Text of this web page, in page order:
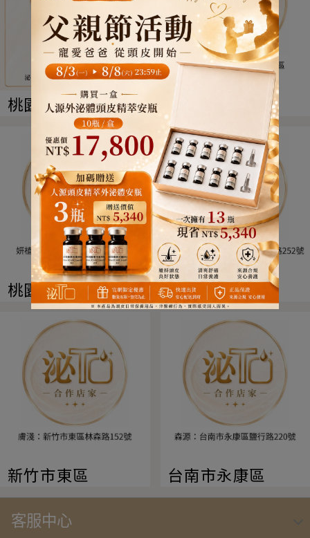
桃園市桃園區 桃園市桃園區
桃園市中壢區 台中市梧棲區
新竹市東區 台南市永康區
客服中心